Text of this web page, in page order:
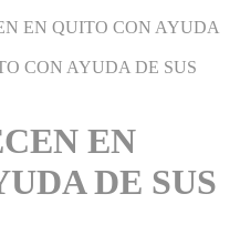
EN QUITO CON AYUDA
EN
DE SUS